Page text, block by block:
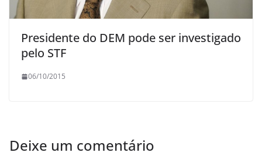
Presidente do DEM pode ser investigado
pelo STF
06/10/2015
Deixe um comentário